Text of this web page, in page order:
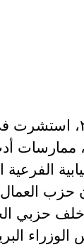
، استشرت
ممارسات
كان حزب
خلف حزبي